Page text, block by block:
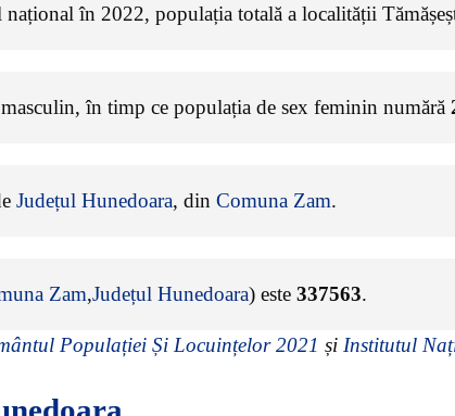
în 2022, populația totală a localității
în timp ce populația de sex feminin numără
Județul Hunedoara, din Comuna Zam.
Zam,Județul Hunedoara) este 337563.
Populației Și Locuințelor 2021 și Institutul